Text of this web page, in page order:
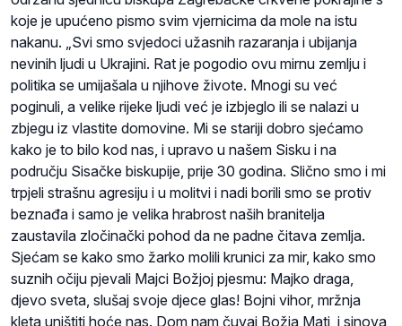
koje je upućeno pismo svim vjernicima da mole na istu
nakanu. „Svi smo svjedoci užasnih razaranja i ubijanja
nevinih ljudi u Ukrajini. Rat je pogodio ovu mirnu zemlju i
politika se umijašala u njihove živote. Mnogi su već
poginuli, a velike rijeke ljudi već je izbjeglo ili se nalazi u
zbjegu iz vlastite domovine. Mi se stariji dobro sjećamo
kako je to bilo kod nas, i upravo u našem Sisku i na
području Sisačke biskupije, prije 30 godina. Slično smo i mi
trpjeli strašnu agresiju i u molitvi i nadi borili smo se protiv
beznađa i samo je velika hrabrost naših branitelja
zaustavila zločinački pohod da ne padne čitava zemlja.
Sjećam se kako smo žarko molili krunici za mir, kako smo
suznih očiju pjevali Majci Božjoj pjesmu: Majko draga,
djevo sveta, slušaj svoje djece glas! Bojni vihor, mržnja
kleta uništiti hoće nas. Dom nam čuvaj Božja Mati, i sinova